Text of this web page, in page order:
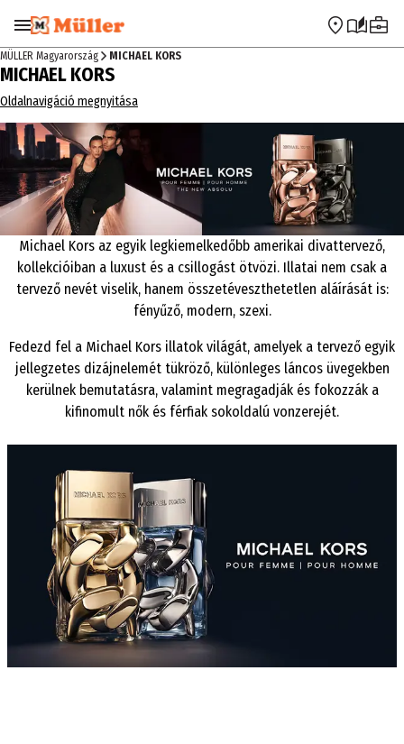
Ugrás a navigációra Ugrás a fő tartalomra
MÜLLER Magyarország MICHAEL KORS
MICHAEL KORS
Oldalnavigáció megnyitása
Michael Kors az egyik legkiemelkedőbb amerikai divattervező,
kollekcióiban a luxust és a csillogást ötvözi. Illatai nem csak a
tervező nevét viselik, hanem összetéveszthetetlen aláírását is:
fényűző, modern, szexi.
Fedezd fel a Michael Kors illatok világát, amelyek a tervező egyik
jellegzetes dizájnelemét tükröző, különleges láncos üvegekben
kerülnek bemutatásra, valamint megragadják és fokozzák a
kifinomult nők és férfiak sokoldalú vonzerejét.